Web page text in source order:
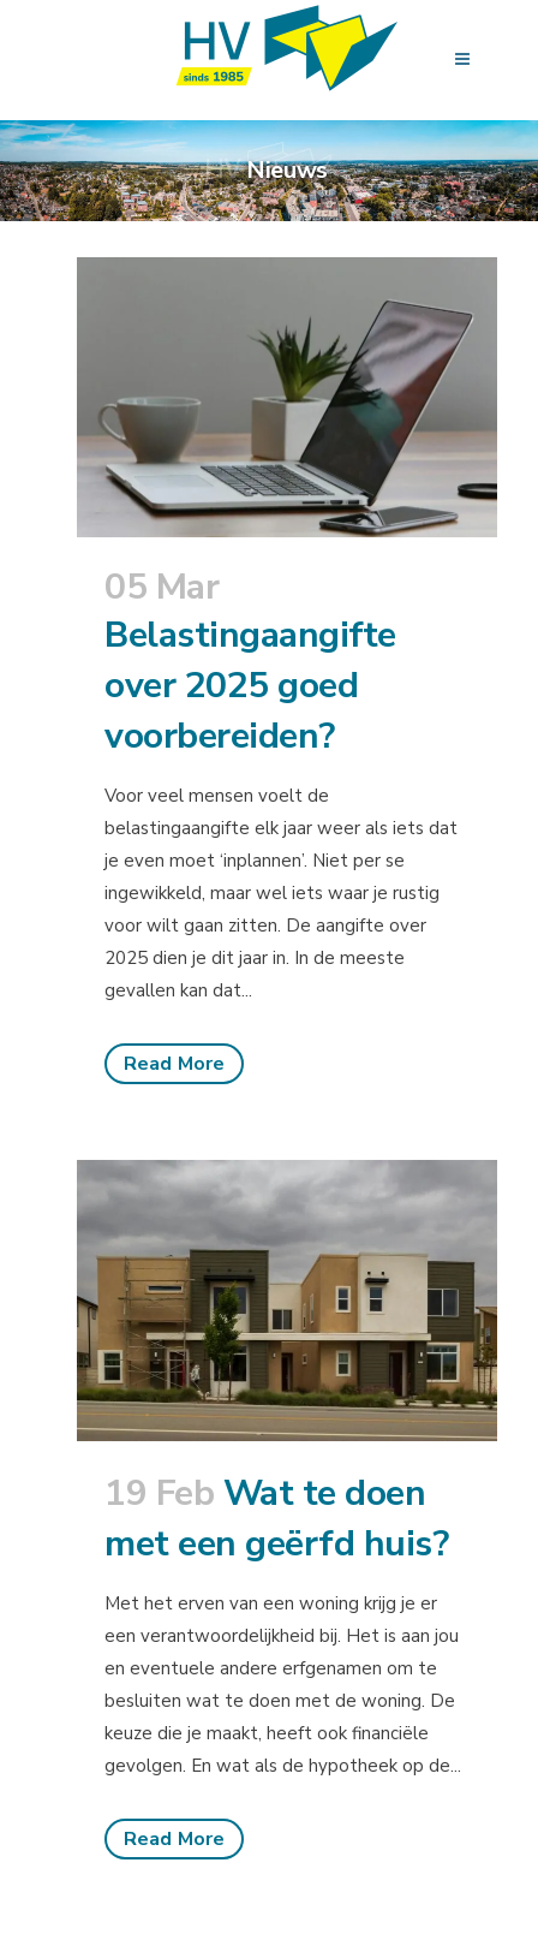
Nieuws
05 Mar
Belastingaangifte
over 2025 goed
voorbereiden?
Voor veel mensen voelt de
belastingaangifte elk jaar weer als iets dat
je even moet ‘inplannen’. Niet per se
ingewikkeld, maar wel iets waar je rustig
voor wilt gaan zitten. De aangifte over
2025 dien je dit jaar in. In de meeste
gevallen kan dat...
Read More
19 FebWat te doen
met een geërfd huis?
Met het erven van een woning krijg je er
een verantwoordelijkheid bij. Het is aan jou
en eventuele andere erfgenamen om te
besluiten wat te doen met de woning. De
keuze die je maakt, heeft ook financiële
gevolgen. En wat als de hypotheek op de...
Read More